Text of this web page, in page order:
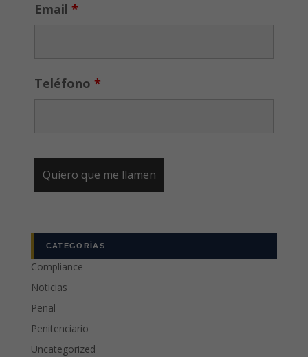
Email *
Teléfono *
CATEGORÍAS
Compliance
Noticias
Penal
Penitenciario
Uncategorized